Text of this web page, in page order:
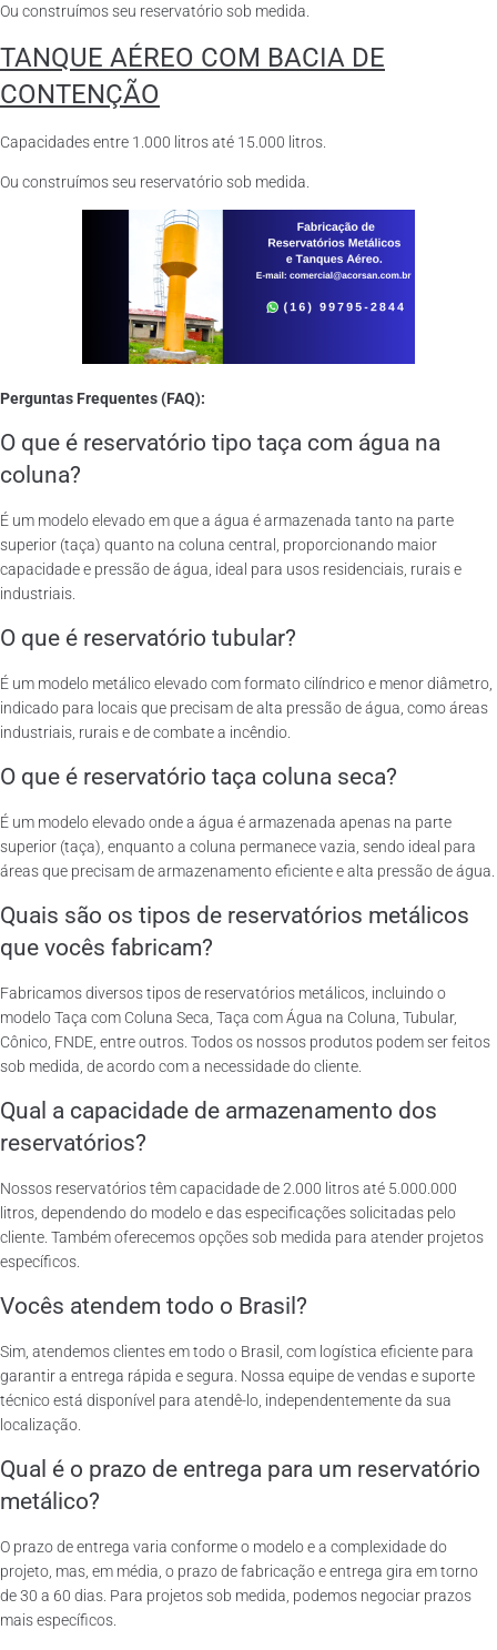
Ou construímos seu reservatório sob medida.
TANQUE AÉREO COM BACIA DE
CONTENÇÃO
Capacidades entre 1.000 litros até 15.000 litros.
Ou construímos seu reservatório sob medida.
Perguntas Frequentes (FAQ):
O que é reservatório tipo taça com água na
coluna?
É um modelo elevado em que a água é armazenada tanto na parte
superior (taça) quanto na coluna central, proporcionando maior
capacidade e pressão de água, ideal para usos residenciais, rurais e
industriais.
O que é reservatório tubular?
É um modelo metálico elevado com formato cilíndrico e menor diâmetro,
indicado para locais que precisam de alta pressão de água, como áreas
industriais, rurais e de combate a incêndio.
O que é reservatório taça coluna seca?
É um modelo elevado onde a água é armazenada apenas na parte
superior (taça), enquanto a coluna permanece vazia, sendo ideal para
áreas que precisam de armazenamento eficiente e alta pressão de água.
Quais são os tipos de reservatórios metálicos
que vocês fabricam?
Fabricamos diversos tipos de reservatórios metálicos, incluindo o
modelo Taça com Coluna Seca, Taça com Água na Coluna, Tubular,
Cônico, FNDE, entre outros. Todos os nossos produtos podem ser feitos
sob medida, de acordo com a necessidade do cliente.
Qual a capacidade de armazenamento dos
reservatórios?
Nossos reservatórios têm capacidade de 2.000 litros até 5.000.000
litros, dependendo do modelo e das especificações solicitadas pelo
cliente. Também oferecemos opções sob medida para atender projetos
específicos.
Vocês atendem todo o Brasil?
Sim, atendemos clientes em todo o Brasil, com logística eficiente para
garantir a entrega rápida e segura. Nossa equipe de vendas e suporte
técnico está disponível para atendê-lo, independentemente da sua
localização.
Qual é o prazo de entrega para um reservatório
metálico?
O prazo de entrega varia conforme o modelo e a complexidade do
projeto, mas, em média, o prazo de fabricação e entrega gira em torno
de 30 a 60 dias. Para projetos sob medida, podemos negociar prazos
mais específicos.